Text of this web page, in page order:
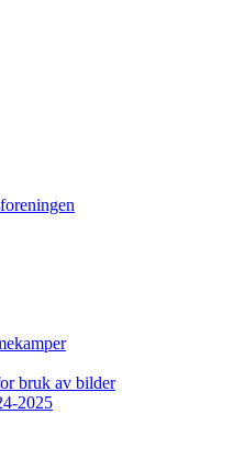
bruk av bilder
2025